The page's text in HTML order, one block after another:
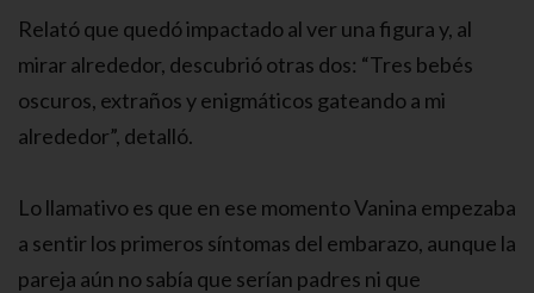
Relató que quedó impactado al ver una figura y, al
mirar alrededor, descubrió otras dos: “Tres bebés
oscuros, extraños y enigmáticos gateando a mi
alrededor”, detalló.
Lo llamativo es que en ese momento Vanina empezaba
a sentir los primeros síntomas del embarazo, aunque la
pareja aún no sabía que serían padres ni que